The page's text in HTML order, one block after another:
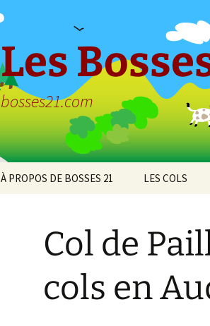
Les
bosses21.com
À PROPOS DE BOSSES 21 LES COLS
Col de
Col de la Croix
l’Ormeau
Col de
cols en